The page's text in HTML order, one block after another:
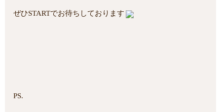
ぜひSTARTでお待ちしております
PS.